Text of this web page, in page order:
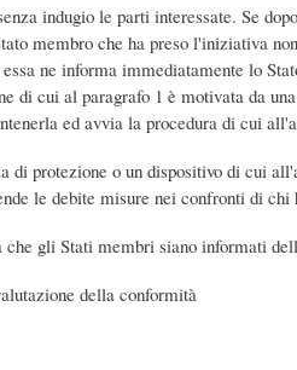
indugio le parti interessate. Se
membro che ha preso l'iniziativa
ne informa immediatamente lo
di cui al paragrafo 1 è motivata da
ed avvia la procedura di cui
di protezione o un dispositivo di cui
le debite misure nei confronti di
gli Stati membri siano informati
della conformità